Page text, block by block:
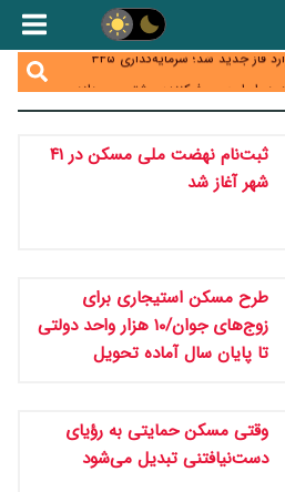
ارز باقی‌مانده نباشند؛ خرید دینار در
جنگ کریدورها وارد فاز جدید شد؛ سرمایه‌گذاری ۳۴۵
در ایران؛ مصرف‌کننده بیشتر می‌پردازد،
می‌یابد
گردش بدون خلق نقدینگی؛ نقش
در حمایت از تولید
معمای تأمین ۸۰ همت معوقات بازنشستگان؛ بانک رفاه
ثبت‌نام نهضت ملی مسکن در ۴۱
شهر آغاز شد
طرح مسکن استیجاری برای
زوج‌های جوان/۱۰ هزار واحد دولتی
تا پایان سال آماده تحویل
وقتی مسکن حمایتی به رؤیای
دست‌نیافتنی تبدیل می‌شود